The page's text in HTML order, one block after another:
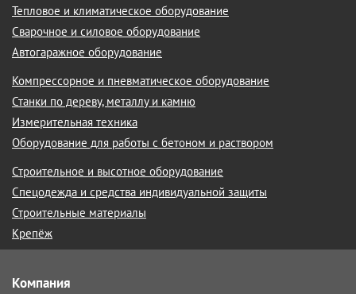
Тепловое и климатическое оборудование
Сварочное и силовое оборудование
Автогаражное оборудование
Компрессорное и пневматическое оборудование
Станки по дереву, металлу и камню
Измерительная техника
Оборудование для работы с бетоном и раствором
Строительное и высотное оборудование
Спецодежда и средства индивидуальной защиты
Строительные материалы
Крепёж
Компания